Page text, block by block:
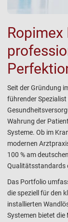
Seit der Gründung
führender
Wahrung der
Systeme. Ob im
modernen
100 % am
Qualitätsstandards
Das Portfolio
die speziell für den
installierten
Systemen bietet die